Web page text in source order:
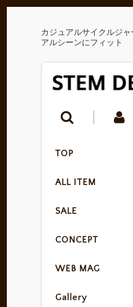
カジュアルサイクルジ
アルシーンにフィット
TOP
ALL ITEM
SALE
CONCEPT
WEB MAG
Gallery